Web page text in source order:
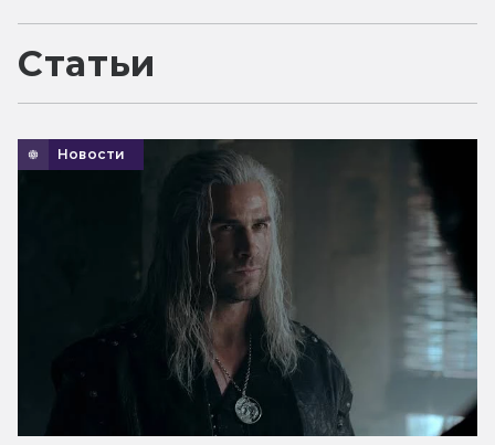
Статьи
Новости